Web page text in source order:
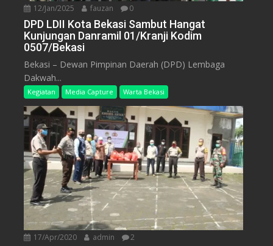
12/Jan/2025 fauzan 0
DPD LDII Kota Bekasi Sambut Hangat
Kunjungan Danramil 01/Kranji Kodim
0507/Bekasi
Bekasi – Dewan Pimpinan Daerah (DPD) Lembaga
Dakwah...
Kegiatan Media Capture Warta Bekasi
17/Apr/2020 admin 2